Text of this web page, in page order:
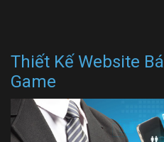
Thiết Kế Website
Game